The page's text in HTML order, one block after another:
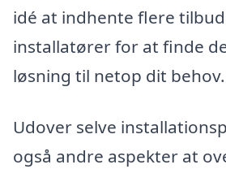
idé at indhente flere
installatører for at finde
løsning til netop dit behov.
Udover selve
også andre aspekter at